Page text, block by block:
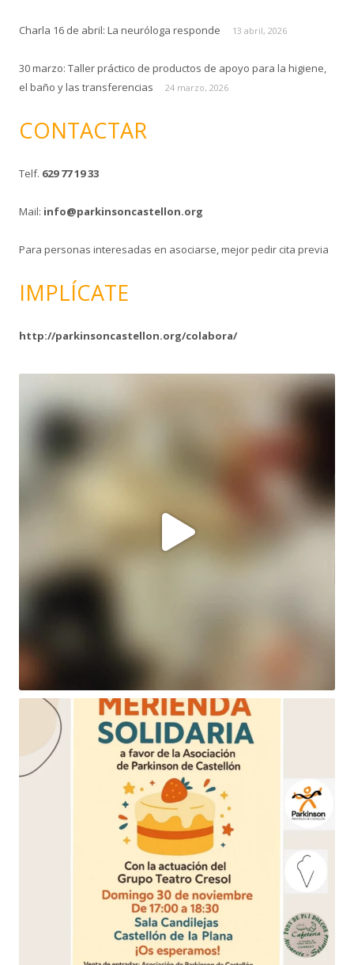
Charla 16 de abril: La neuróloga responde 13 abril, 2026
30 marzo: Taller práctico de productos de apoyo para la higiene,
el baño y las transferencias
24 marzo, 2026
CONTACTAR
Telf. 629 77 19 33
Mail: info@parkinsoncastellon.org
Para personas interesadas en asociarse, mejor pedir cita previa
IMPLÍCATE
http://parkinsoncastellon.org/colabora/